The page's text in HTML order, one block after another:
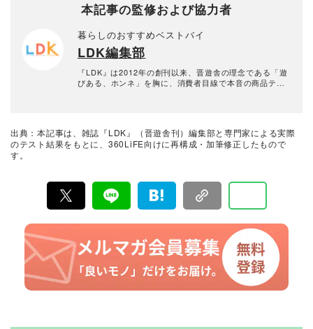
本記事の監修および協力者
暮らしのおすすめベストバイ
LDK編集部
『LDK』は2012年の創刊以来、晋遊舎の理念である「遊
びある、ホンネ」を胸に、消費者目線で本音の商品テス
て見つけた「本当に良いもの」と「お役立ち情報」を厳
選してあなたにお届け。編集長・高橋咲彩を中心に、11
出典：本記事は、雑誌『LDK』（晋遊舎刊）編集部と専門家による実際
のテスト結果をもとに、360LiFE向けに再構成・加筆修正したもので
す。